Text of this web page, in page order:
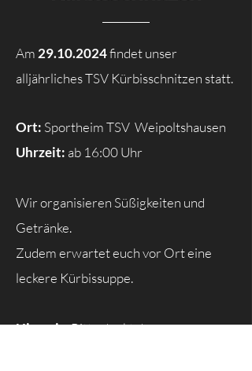
Am 29.10.2024findet unser
alljährliches TSV Kürbisschnitzen statt.
Ort: Sportheim TSV Weipoltshausen
Uhrzeit: ab 16:00 Uhr
Wir organisieren Süßigkeiten und
Getränke.
Zudem erwartet euch vor Ort eine
leckere Kürbissuppe.
Hinweis:Bitte denkt daran, eure